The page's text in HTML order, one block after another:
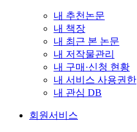
내 추천논문
내 책장
내 최근 본 논문
내 저작물관리
내 구매·신청 현황
내 서비스 사용권한
내 관심 DB
회원서비스